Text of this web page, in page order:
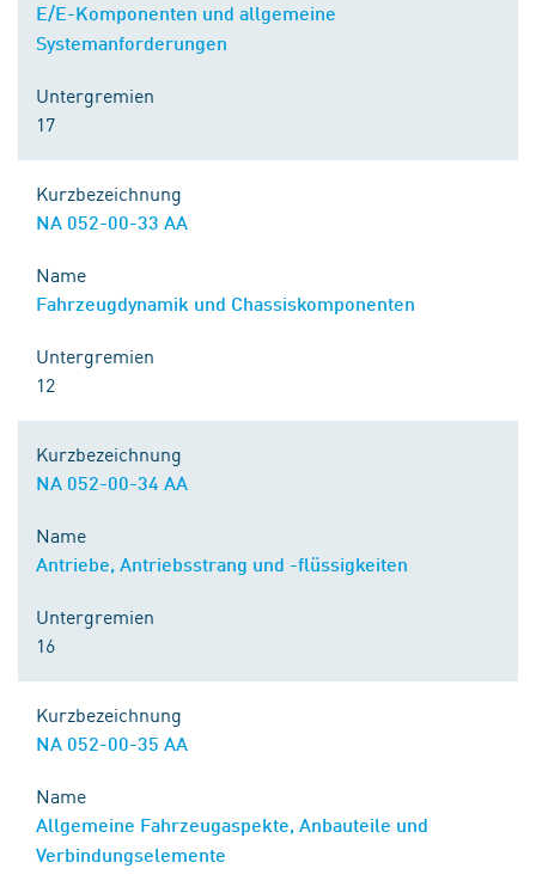
E/E-Komponenten und allgemeine
Systemanforderungen
Untergremien
17
Kurzbezeichnung
NA 052-00-33 AA
Name
Fahrzeugdynamik und Chassiskomponenten
Untergremien
12
Kurzbezeichnung
NA 052-00-34 AA
Name
Antriebe, Antriebsstrang und -flüssigkeiten
Untergremien
16
Kurzbezeichnung
NA 052-00-35 AA
Name
Allgemeine Fahrzeugaspekte, Anbauteile und
Verbindungselemente